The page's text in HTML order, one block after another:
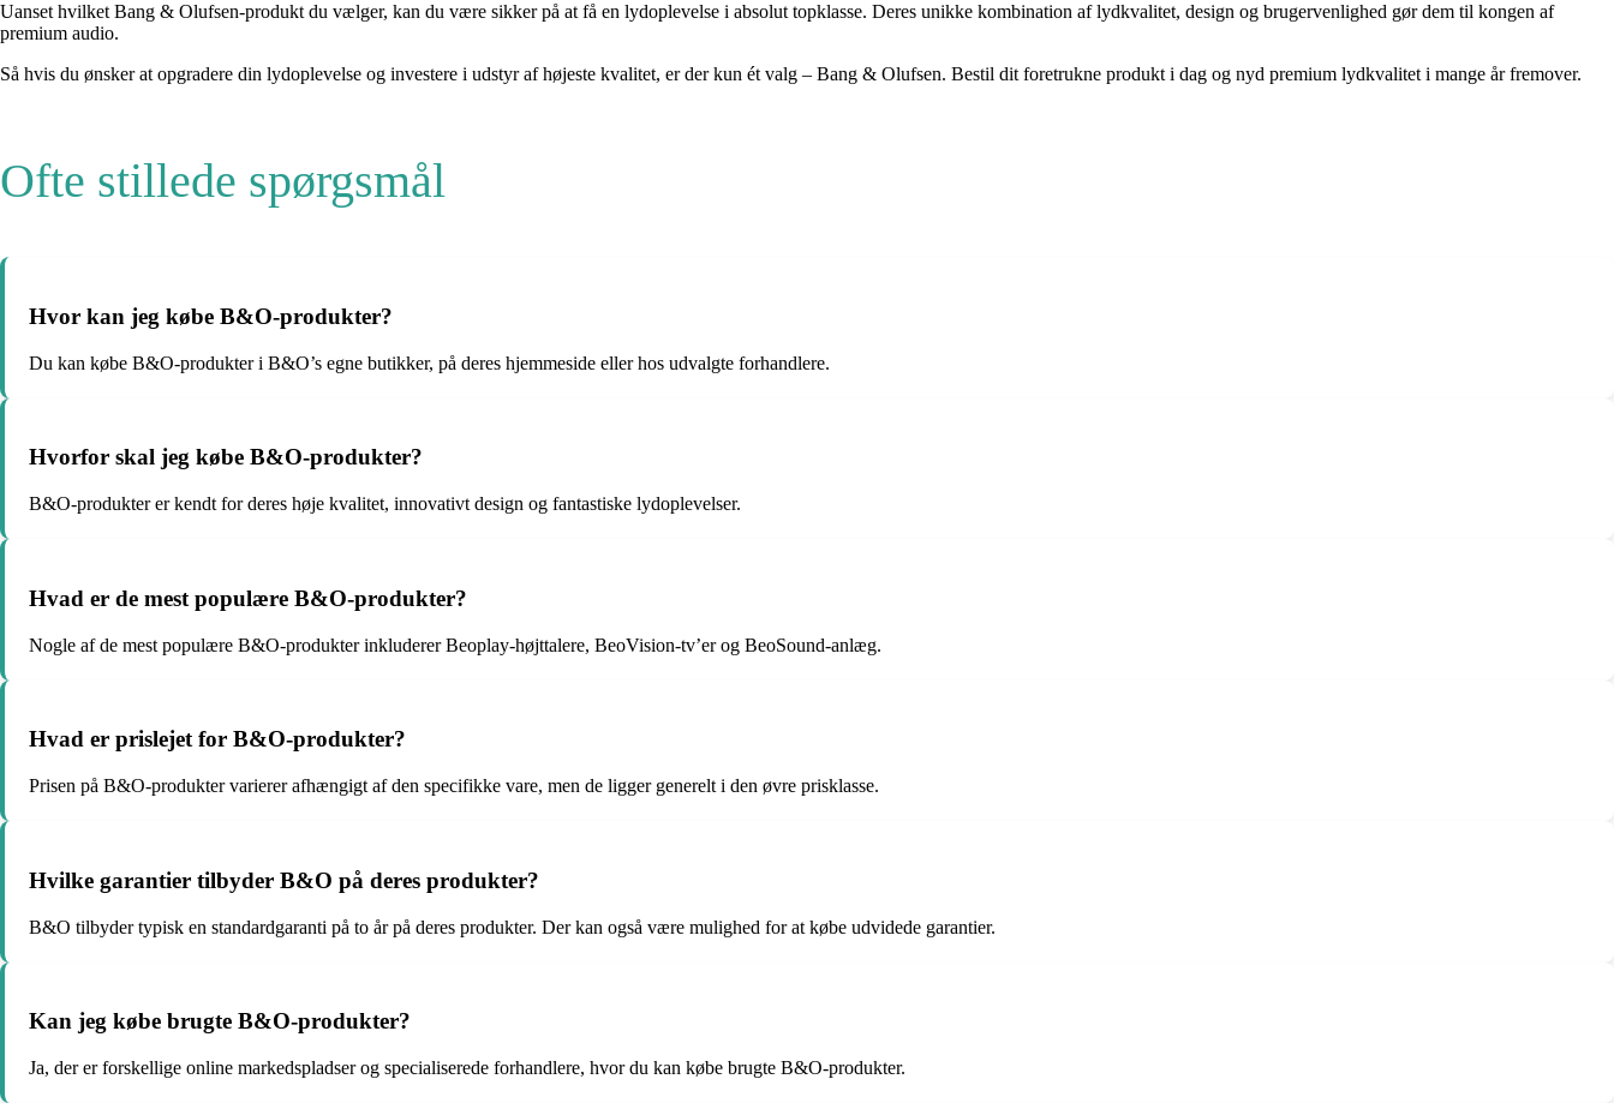
Uanset hvilket Bang & Olufsen-produkt du vælger, kan du være sikker på at få en lydoplevelse i absolut topklasse. Deres unikke kombination af lydkvalitet, design og brugervenlighed gør dem til kongen af
premium audio.
Så hvis du ønsker at opgradere din lydoplevelse og investere i udstyr af højeste kvalitet, er der kun ét valg – Bang & Olufsen. Bestil dit foretrukne produkt i dag og nyd premium lydkvalitet i mange år fremover.
Ofte stillede spørgsmål
Hvor kan jeg købe B&O-produkter?
Du kan købe B&O-produkter i B&O’s egne butikker, på deres hjemmeside eller hos udvalgte forhandlere.
Hvorfor skal jeg købe B&O-produkter?
B&O-produkter er kendt for deres høje kvalitet, innovativt design og fantastiske lydoplevelser.
Hvad er de mest populære B&O-produkter?
Nogle af de mest populære B&O-produkter inkluderer Beoplay-højttalere, BeoVision-tv’er og BeoSound-anlæg.
Hvad er prislejet for B&O-produkter?
Prisen på B&O-produkter varierer afhængigt af den specifikke vare, men de ligger generelt i den øvre prisklasse.
Hvilke garantier tilbyder B&O på deres produkter?
B&O tilbyder typisk en standardgaranti på to år på deres produkter. Der kan også være mulighed for at købe udvidede garantier.
Kan jeg købe brugte B&O-produkter?
Ja, der er forskellige online markedspladser og specialiserede forhandlere, hvor du kan købe brugte B&O-produkter.